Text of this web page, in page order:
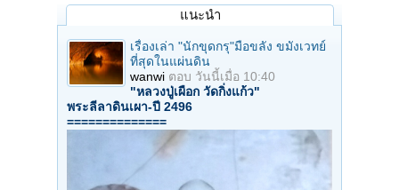
แนะนำ
เรื่องเล่า "นักขุดกรุ"มือขลัง ขมังเวทย์
ที่สุดในแผ่นดิน
wanwi ตอบ วันนี้เมื่อ 10:40
"หลวงปู่เผือก วัดกิ่งแก้ว"
พระลีลาดินเผา-ปี 2496
==============